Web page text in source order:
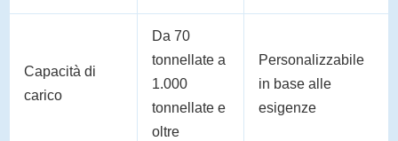
Capacità di
carico
Da 70
tonnellate a
1.000
tonnellate e
oltre
Personalizzabile
in base alle
esigenze